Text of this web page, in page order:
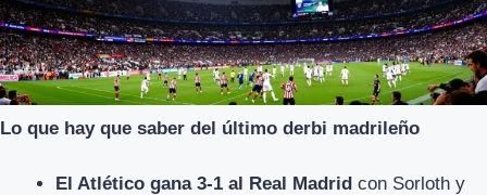
Lo que hay que saber del último derbi madrileño
El Atlético gana 3-1 al Real Madrid con Sorloth y